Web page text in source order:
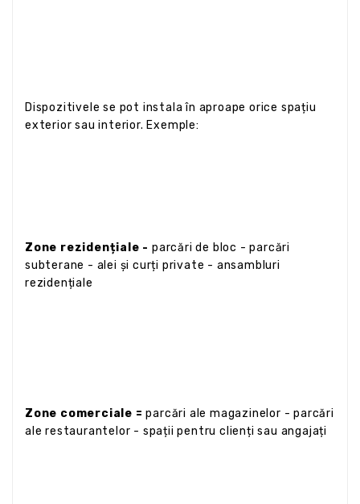
Dispozitivele se pot instala în aproape orice spațiu
exterior sau interior. Exemple:
Zone rezidențiale - parcări de bloc - parcări
subterane - alei și curți private - ansambluri
rezidențiale
Zone comerciale =parcări ale magazinelor - parcări
ale restaurantelor - spații pentru clienți sau angajați